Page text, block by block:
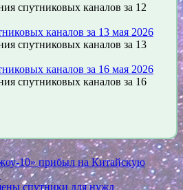
спутниковых каналов за 12
каналов за 13 мая 2026
спутниковых каналов за 13
каналов за 16 мая 2026
спутниковых каналов за 16
10» прибыл на Китайскую
спутники для нужд